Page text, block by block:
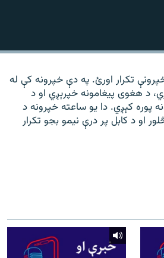
ووبپاڼې
تکرار اورئ. په دې خپرونه کې له
د هغوی پیغامونه خپرېږي او د
پوره کېږي. دا یو ساعته خپرونه د
او د کابل پر درې نیمو بجو تکرار